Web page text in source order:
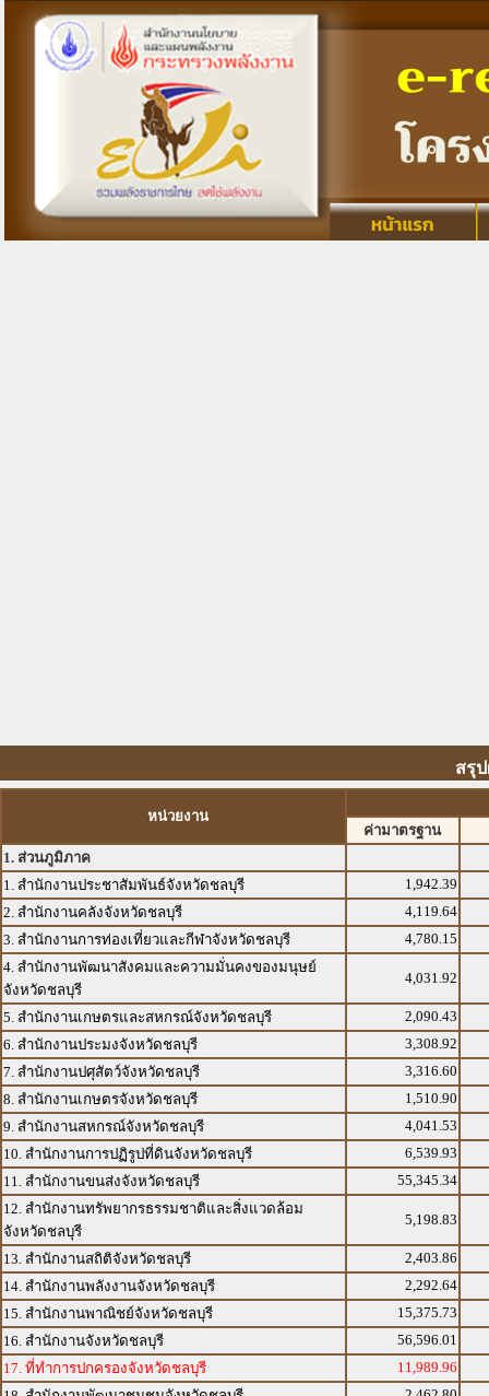
สรุ
หน่วยงาน
ค่ามาตรฐาน
1. ส่วนภูมิภาค
1. สำนักงานประชาสัมพันธ์จังหวัดชลบุรี
1,942.39
2. สำนักงานคลังจังหวัดชลบุรี
4,119.64
3. สำนักงานการท่องเที่ยวและกีฬาจังหวัดชลบุรี
4,780.15
4. สำนักงานพัฒนาสังคมและความมั่นคงของมนุษย์
จังหวัดชลบุรี
4,031.92
5. สำนักงานเกษตรและสหกรณ์จังหวัดชลบุรี
2,090.43
6. สำนักงานประมงจังหวัดชลบุรี
3,308.92
7. สำนักงานปศุสัตว์จังหวัดชลบุรี
3,316.60
8. สำนักงานเกษตรจังหวัดชลบุรี
1,510.90
9. สำนักงานสหกรณ์จังหวัดชลบุรี
4,041.53
10. สำนักงานการปฏิรูปที่ดินจังหวัดชลบุรี
6,539.93
11. สำนักงานขนส่งจังหวัดชลบุรี
55,345.34
12. สำนักงานทรัพยากรธรรมชาติและสิ่งแวดล้อม
จังหวัดชลบุรี
5,198.83
13. สำนักงานสถิติจังหวัดชลบุรี
2,403.86
14. สำนักงานพลังงานจังหวัดชลบุรี
2,292.64
15. สำนักงานพาณิชย์จังหวัดชลบุรี
15,375.73
16. สำนักงานจังหวัดชลบุรี
56,596.01
17. ที่ทำการปกครองจังหวัดชลบุรี
11,989.96